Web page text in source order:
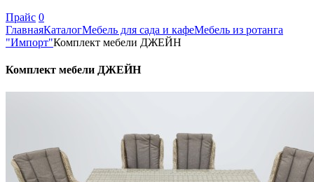
Прайс 0
ГлавнаяКаталогМебель для сада и кафеМебель из ротанга
"Импорт"Комплект мебели ДЖЕЙН
Комплект мебели ДЖЕЙН